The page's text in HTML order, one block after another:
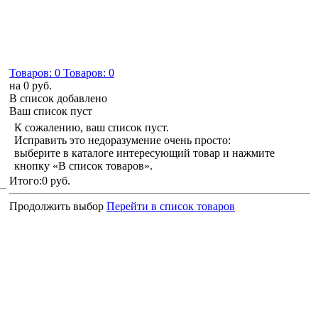
Товаров: 0 Товаров: 0
на 0 руб.
В список добавлено
Ваш список пуст
К сожалению, ваш список пуст.
Исправить это недоразумение очень просто:
выберите в каталоге интересующий товар и нажмите
кнопку «В список товаров».
Итого:0 руб.
Продолжить выбор Перейти в список товаров